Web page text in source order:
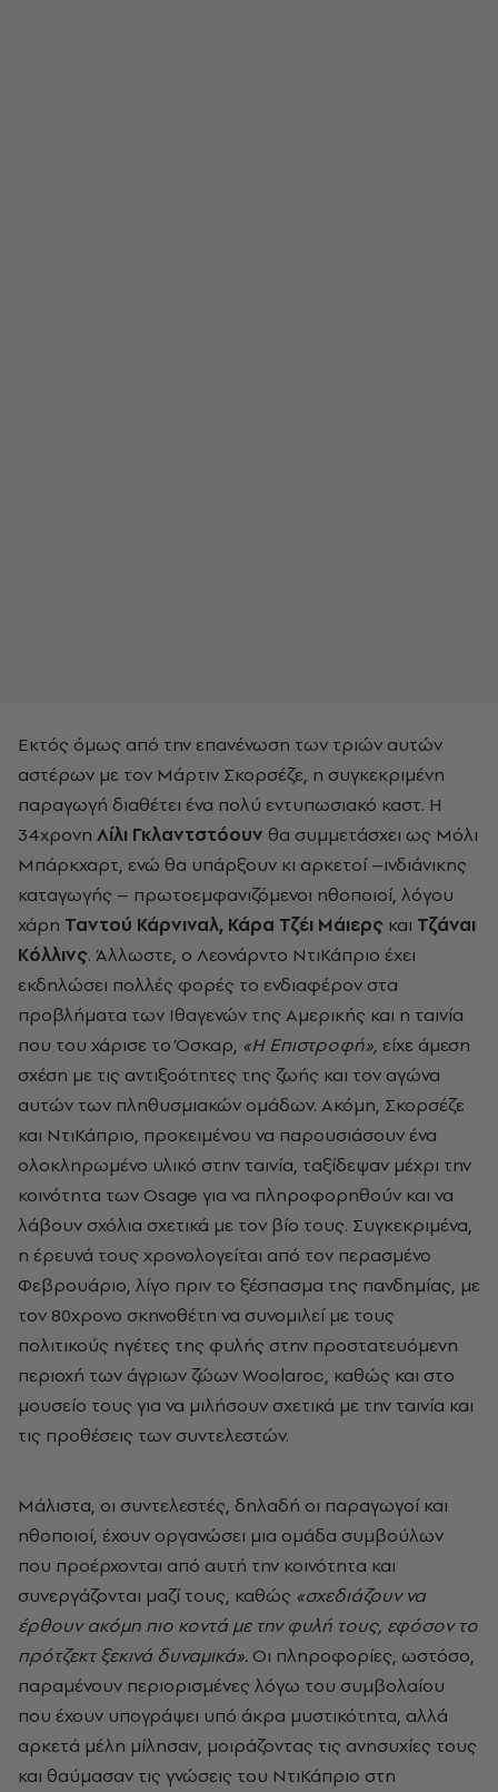
Εκτός όμως από την επανένωση των τριών αυτών
αστέρων με τον Μάρτιν Σκορσέζε, η συγκεκριμένη
παραγωγή διαθέτει ένα πολύ εντυπωσιακό καστ. Η
34χρονη Λίλι Γκλαντστόουν θα συμμετάσχει ως Μόλι
Μπάρκχαρτ, ενώ θα υπάρξουν κι αρκετοί –ινδιάνικης
καταγωγής – πρωτοεμφανιζόμενοι ηθοποιοί, λόγου
χάρη Ταντού Κάρνιναλ, Κάρα Τζέι Μάιερς και Τζάναι
Κόλλινς. Άλλωστε, ο Λεονάρντο ΝτιΚάπριο έχει
εκδηλώσει πολλές φορές το ενδιαφέρον στα
προβλήματα των Ιθαγενών της Αμερικής και η ταινία
που του χάρισε το Όσκαρ, «Η Επιστροφή», είχε άμεση
σχέση με τις αντιξοότητες της ζωής και τον αγώνα
αυτών των πληθυσμιακών ομάδων. Ακόμη, Σκορσέζε
και ΝτιΚάπριο, προκειμένου να παρουσιάσουν ένα
ολοκληρωμένο υλικό στην ταινία, ταξίδεψαν μέχρι την
κοινότητα των Osage για να πληροφορηθούν και να
λάβουν σχόλια σχετικά με τον βίο τους. Συγκεκριμένα,
η έρευνά τους χρονολογείται από τον περασμένο
Φεβρουάριο, λίγο πριν το ξέσπασμα της πανδημίας, με
τον 80χρονο σκηνοθέτη να συνομιλεί με τους
πολιτικούς ηγέτες της φυλής στην προστατευόμενη
περιοχή των άγριων ζώων Woolaroc, καθώς και στο
μουσείο τους για να μιλήσουν σχετικά με την ταινία και
τις προθέσεις των συντελεστών.
Μάλιστα, οι συντελεστές, δηλαδή οι παραγωγοί και
ηθοποιοί, έχουν οργανώσει μια ομάδα συμβούλων
που προέρχονται από αυτή την κοινότητα και
συνεργάζονται μαζί τους, καθώς «σχεδιάζουν να
έρθουν ακόμη πιο κοντά με την φυλή τους, εφόσον το
πρότζεκτ ξεκινά δυναμικά». Οι πληροφορίες, ωστόσο,
παραμένουν περιορισμένες λόγω του συμβολαίου
που έχουν υπογράψει υπό άκρα μυστικότητα, αλλά
αρκετά μέλη μίλησαν, μοιράζοντας τις ανησυχίες τους
και θαύμασαν τις γνώσεις του ΝτιΚάπριο στη